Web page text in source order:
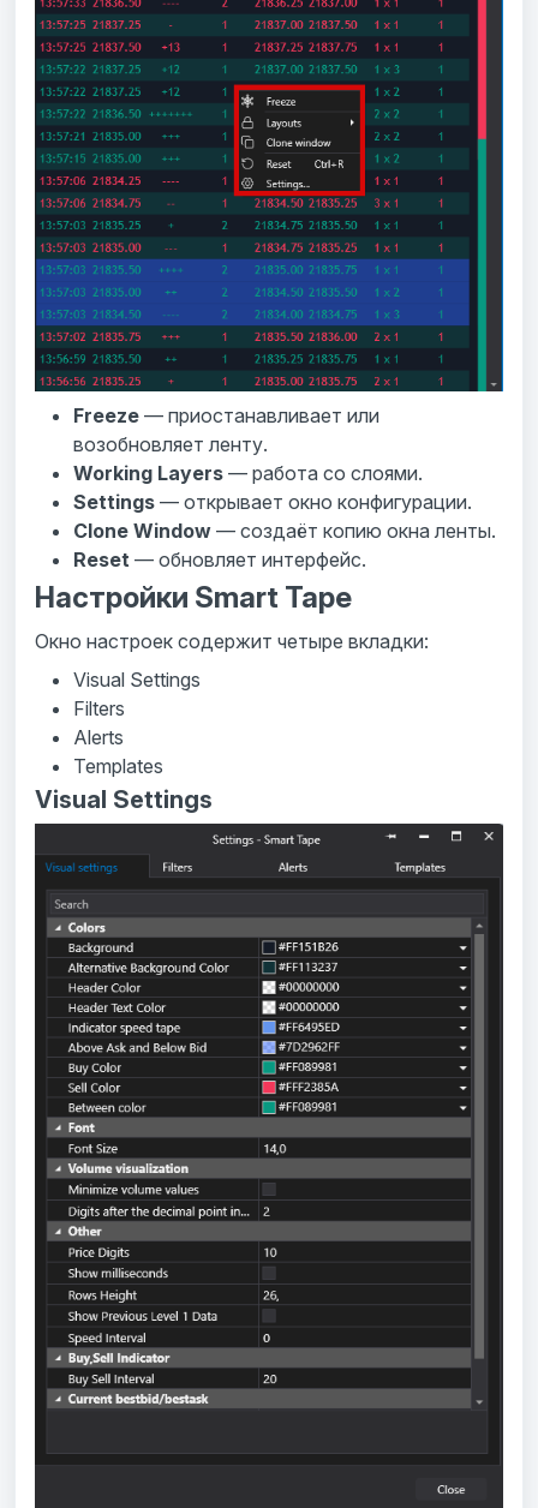
Freeze — приостанавливает или
возобновляет ленту.
Working Layers — работа со слоями.
Settings — открывает окно конфигурации.
Clone Window — создаёт копию окна ленты.
Reset — обновляет интерфейс.
Настройки Smart Tape
Окно настроек содержит четыре вкладки:
Visual Settings
Filters
Alerts
Templates
Visual Settings